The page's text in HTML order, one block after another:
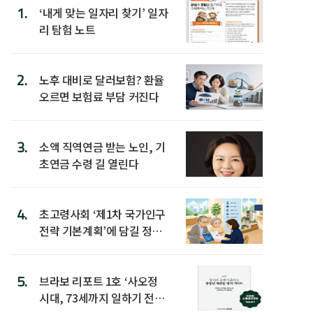
1.
‘내게 맞는 일자리 찾기’ 일자
리 탐험 노트
2.
노후 대비로 달러보험? 환율
오르면 보험료 부담 커진다
3.
소액 직역연금 받는 노인, 기
초연금 수령 길 열린다
4.
초고령사회 ‘제1차 국가인구
전략 기본계획’에 담길 정책
5.
브라보 리포트 1호 ‘사오정
시대, 73세까지 일하기 전략’